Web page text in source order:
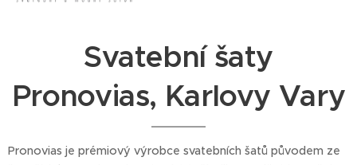
Svatební šaty
Pronovias, Karlovy Vary
Pronovias je prémiový výrobce svatebních šatů původem ze